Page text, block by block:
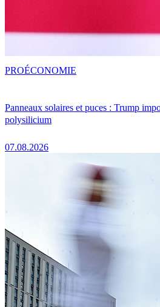
Panneaux solaires et puces : Trump
polysilicium
07.08.2026
PROÉCONOMIE